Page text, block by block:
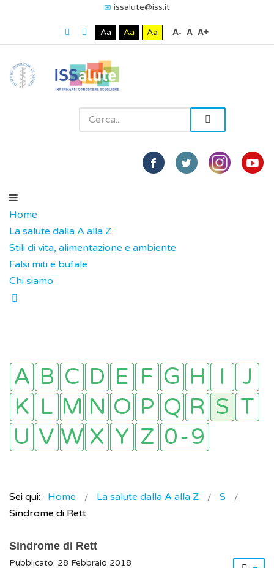
issalute@iss.it
Aa Aa Aa A- A A+
Home
La salute dalla A alla Z
Stili di vita, alimentazione e ambiente
Falsi miti e bufale
Chi siamo
Sei qui: Home La salute dalla A alla Z
S
Sindrome di Rett
Sindrome di Rett
Pubblicato: 28 Febbraio 2018